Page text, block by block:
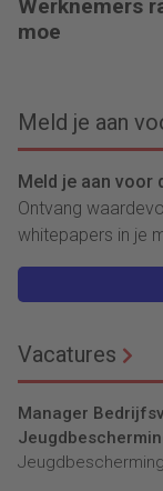
Werknemers
moe
Meld je aan
Meld je aan voor
Ontvang
whitepapers in je
Vacatures
Manager